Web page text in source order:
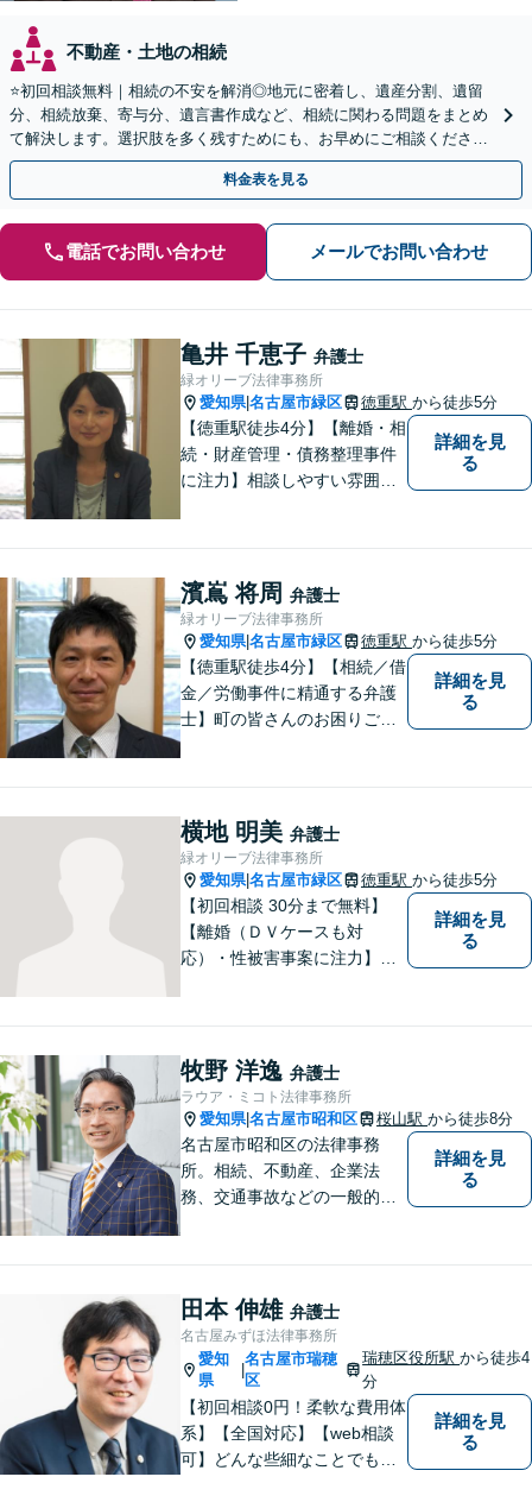
不動産・土地の相続
⭐️初回相談無料｜相続の不安を解消◎地元に密着し、遺産分割、遺留
分、相続放棄、寄与分、遺言書作成など、相続に関わる問題をまとめ
て解決します。選択肢を多く残すためにも、お早めにご相談ください
【休日・夜間面談OK】【駐車場あり】
料金表を見る
電話でお問い合わせ メールでお問い合わせ
亀井 千恵子 弁護士
緑オリーブ法律事務所
愛知県|名古屋市緑区 徳重駅 から徒歩5分
【徳重駅徒歩4分】【離婚・相
続・財産管理・債務整理事件
に注力】相談しやすい雰囲気
詳細を見
る
濱嶌 将周 弁護士
緑オリーブ法律事務所
愛知県|名古屋市緑区 徳重駅 から徒歩5分
【徳重駅徒歩4分】【相続／借
金／労働事件に精通する弁護
士】町の皆さんのお困りごと
バー等の情報問題にも意欲高
く取り組みます。お困りごと
があれば。お気軽にご相談く
ださい。
詳細を見
る
横地 明美 弁護士
緑オリーブ法律事務所
愛知県|名古屋市緑区 徳重駅 から徒歩5分
【初回相談 30分まで無料】
【離婚（ＤＶケースも対
応）・性被害事案に注力】
詳細を見
る
牧野 洋逸 弁護士
ラウア・ミコト法律事務所
愛知県|名古屋市昭和区 桜山駅 から徒歩8分
名古屋市昭和区の法律事務
所。相続、不動産、企業法
務、交通事故などの一般的な
料】【桜山駅より徒歩８分】
【駐車場あり】【オンライン
相談可】
詳細を見
る
田本 伸雄 弁護士
名古屋みずほ法律事務所
愛知
県
名古屋市瑞穂
区
瑞穂区役所駅から徒歩4
分
【初回相談0円！柔軟な費用体
系】【全国対応】【web相談
可】どんな些細なことでもお
詳細を見
る